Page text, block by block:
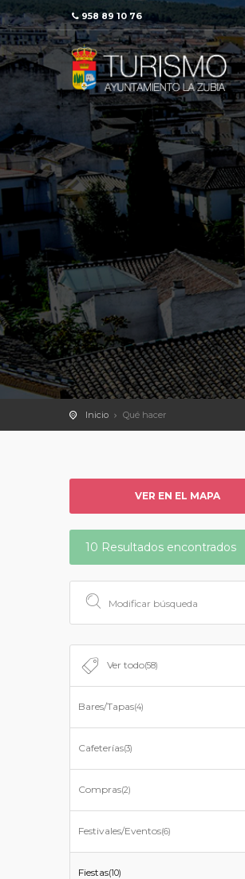
958 89 10 76
Inicio Qué hacer
VER EN EL MAPA
10 Resultados encontrados
Modificar búsqueda
Ver todo(58)
Bares/Tapas(4)
Cafeterías(3)
Compras(2)
Festivales/Eventos(6)
Fiestas(10)